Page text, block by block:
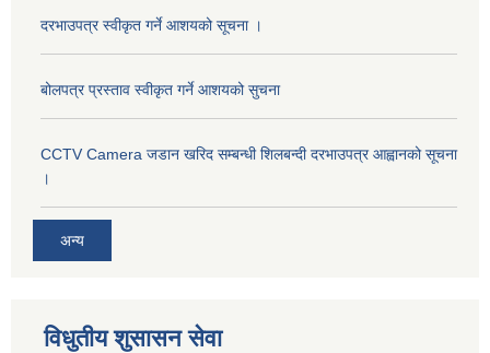
दरभाउपत्र स्वीकृत गर्ने आशयको सूचना ।
बोलपत्र प्रस्ताव स्वीकृत गर्ने आशयको सुचना
CCTV Camera जडान खरिद सम्बन्धी शिलबन्दी दरभाउपत्र आह्वानको सूचना
।
अन्य
विधुतीय शुसासन सेवा